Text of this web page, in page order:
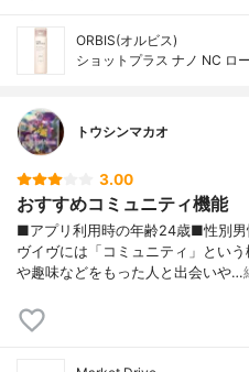
ORBIS(オルビス)
ショットプラス ナノ NC ロ
トウシンマカオ
3.00
おすすめコミュニティ機能
■アプリ利用時の年齢24歳■性別
ヴイヴには「コミュニティ」とい
や趣味などをもった人と出会いや…